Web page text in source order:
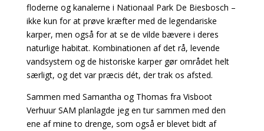
floderne og kanalerne i Nationaal Park De Biesbosch –
ikke kun for at prøve kræfter med de legendariske
karper, men også for at se de vilde bævere i deres
naturlige habitat. Kombinationen af det rå, levende
vandsystem og de historiske karper gør området helt
særligt, og det var præcis dét, der trak os afsted.
Sammen med Samantha og Thomas fra Visboot
Verhuur SAM planlagde jeg en tur sammen med den
ene af mine to drenge, som også er blevet bidt af